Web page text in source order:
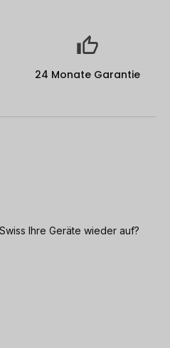
24 Monate Garantie
Ihre Geräte wieder auf?